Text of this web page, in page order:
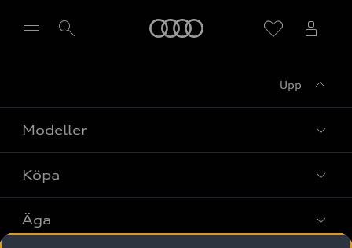
Upp
Modeller
Alla modeller
Elbilar
Köpa
Privaterbjudanden
Äga